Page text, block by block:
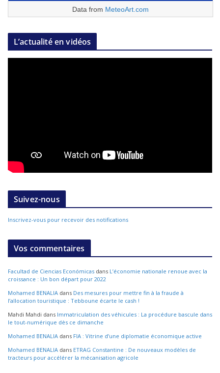
Data from MeteoArt.com
L’actualité en vidéos
Suivez-nous
Inscrivez-vous pour recevoir des notifications
Vos commentaires
Facultad de Ciencias Económicas dans L’économie nationale renoue avec la
croissance : Un bon départ pour 2022
Mohamed BENALIA dans Des mesures pour mettre fin à la fraude à
l’allocation touristique : Tebboune écarte le cash !
Mahdi Mahdi dans Immatriculation des véhicules : La procédure bascule dans
le tout-numérique dès ce dimanche
Mohamed BENALIA dans FIA : Vitrine d’une diplomatie économique active
Mohamed BENALIA dans ETRAG Constantine : De nouveaux modèles de
tracteurs pour accélérer la mécanisation agricole